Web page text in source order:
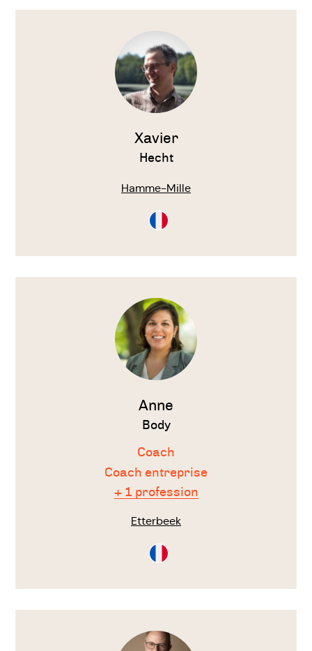
Voir
Xavier
Hecht
Hamme-Mille
Consultation
en
Voir
Anne
Body
Coach
Coach entreprise
+ 1 profession
Etterbeek
Consultation
en
Voir